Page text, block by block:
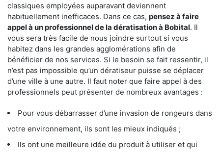
classiques employées auparavant deviennent
habituellement inefficaces. Dans ce cas, pensez à faire
appel à un professionnel de la dératisation à Bobital. Il
vous sera très facile de nous joindre surtout si vous
habitez dans les grandes agglomérations afin de
bénéficier de nos services. Si le besoin se fait ressentir, il
n’est pas impossible qu’un dératiseur puisse se déplacer
d’une ville à une autre. Il faut noter que faire appel à des
professionnels peut présenter de nombreux avantages :
Pour vous débarrasser d’une invasion de rongeurs dans
votre environnement, ils sont les mieux indiqués ;
Ils ont une meilleure idée du produit à utiliser et qui